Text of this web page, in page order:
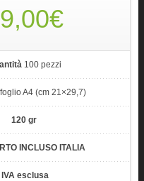
100 pezzi
A4 (cm 21×29,7)
120 gr
INCLUSO ITALIA
IVA esclusa